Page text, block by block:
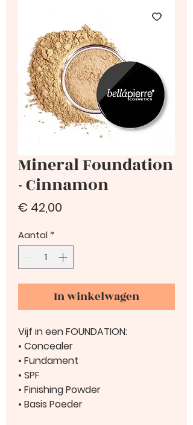
Mineral Foundation
- Cinnamon
€ 42,00
Aantal *
In winkelwagen
Vijf in een FOUNDATION:
• Concealer
• Fundament
• SPF
• Finishing Powder
• Basis Poeder